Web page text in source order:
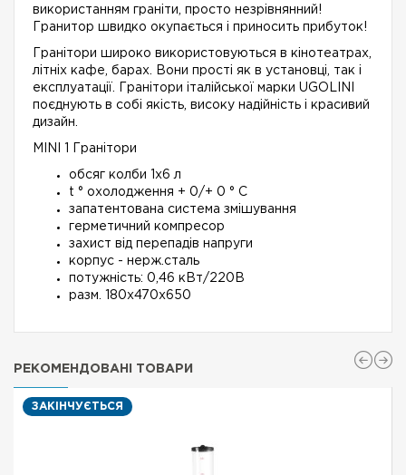
використанням граніти, просто незрівнянний!
Гранитор швидко окупається і приносить прибуток!
Гранітори широко використовуються в кінотеатрах,
літніх кафе, барах. Вони прості як в установці, так і
експлуатації. Гранітори італійської марки UGOLINI
поєднують в собі якість, високу надійність і красивий
дизайн.
MINI 1 Гранітори
обсяг колби 1х6 л
t ° охолодження + 0/+ 0 ° C
запатентована система змішування
герметичний компресор
захист від перепадів напруги
корпус - нерж.сталь
потужність: 0,46 кВт/220В
разм. 180x470x650
РЕКОМЕНДОВАНІ ТОВАРИ
ЗАКІНЧУЄТЬСЯ